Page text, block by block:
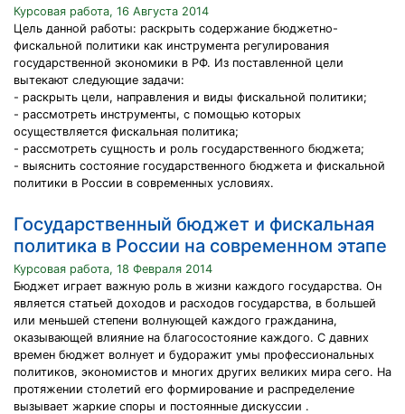
Курсовая работа, 16 Августа 2014
Цель данной работы: раскрыть содержание бюджетно-
фискальной политики как инструмента регулирования
государственной экономики в РФ. Из поставленной цели
вытекают следующие задачи:
- раскрыть цели, направления и виды фискальной политики;
- рассмотреть инструменты, с помощью которых
осуществляется фискальная политика;
- рассмотреть сущность и роль государственного бюджета;
- выяснить состояние государственного бюджета и фискальной
политики в России в современных условиях.
Государственный бюджет и фискальная
политика в России на современном этапе
Курсовая работа, 18 Февраля 2014
Бюджет играет важную роль в жизни каждого государства. Он
является статьей доходов и расходов государства, в большей
или меньшей степени волнующей каждого гражданина,
оказывающей влияние на благосостояние каждого. С давних
времен бюджет волнует и будоражит умы профессиональных
политиков, экономистов и многих других великих мира сего. На
протяжении столетий его формирование и распределение
вызывает жаркие споры и постоянные дискуссии .